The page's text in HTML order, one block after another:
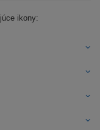
ikony: